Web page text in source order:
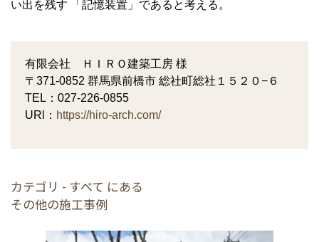
い出を残す 「記憶装置」であると考える。
有限会社 ＨＩＲＯ建築工房 様
〒371-0852 群馬県前橋市 総社町総社１５２０−６
TEL：027-226-0855
URl： https://hiro-arch.com/
カテゴリ - すべて にある
その他の施工事例